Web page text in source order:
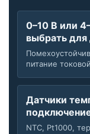
0–10 В или
выбрать для
питание
Датчики
NTC, Pt1000,